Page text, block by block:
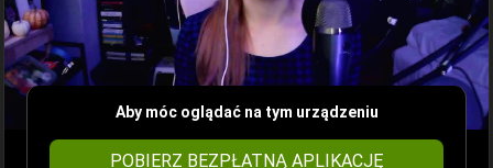
Aby móc oglądać na tym urządzeniu
POBIERZ BEZPŁATNĄ APLIKACJĘ